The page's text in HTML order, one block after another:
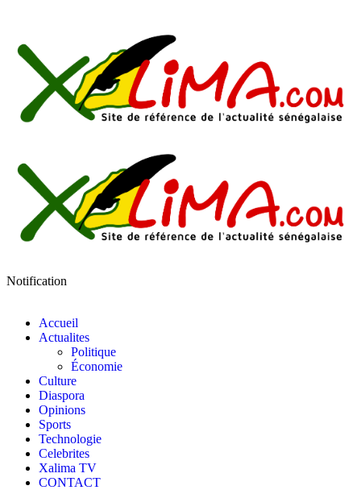
Notification
Accueil
Actualites
Politique
Économie
Culture
Diaspora
Opinions
Sports
Technologie
Celebrites
Xalima TV
CONTACT